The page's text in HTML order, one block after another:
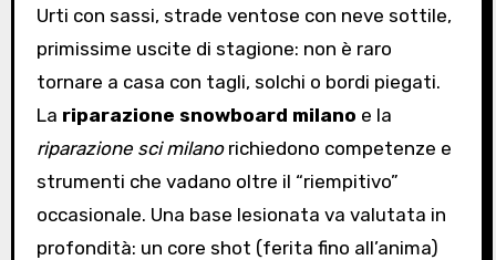
Urti con sassi, strade ventose con neve sottile,
primissime uscite di stagione: non è raro
tornare a casa con tagli, solchi o bordi piegati.
La riparazione snowboard milano e la
riparazione sci milanorichiedono competenze e
strumenti che vadano oltre il “riempitivo”
occasionale. Una base lesionata va valutata in
profondità: un core shot (ferita fino all’anima)